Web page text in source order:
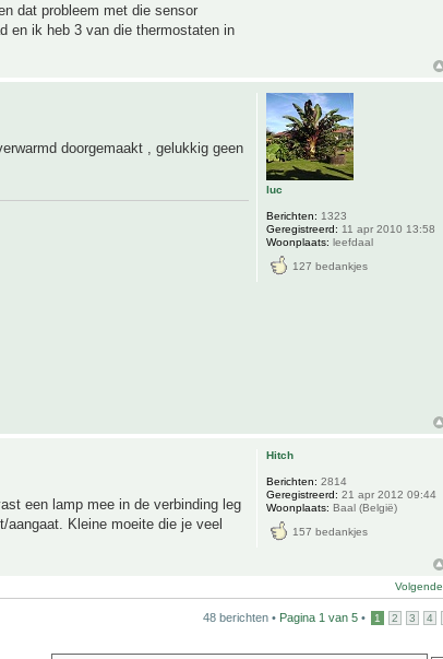
dat probleem met die sensor
en ik heb 3 van die thermostaten in
doorgemaakt , gelukkig geen
luc
Berichten: 1323
Geregistreerd: 11 apr 2010 13:58
Woonplaats: leefdaal
127 bedankjes
een lamp mee in de verbinding leg
Kleine moeite die je veel
Hitch
Berichten: 2814
Geregistreerd: 21 apr 2012 09:44
Woonplaats: Baal (België)
157 bedankjes
Volgende
48 berichten • Pagina 1 van 5 • 1 2 3 4